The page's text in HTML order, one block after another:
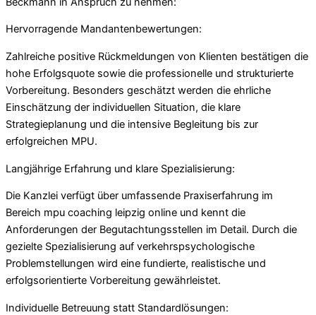
Hervorragende Mandantenbewertungen:
Zahlreiche positive Rückmeldungen von Klienten bestätigen die
hohe Erfolgsquote sowie die professionelle und strukturierte
Vorbereitung. Besonders geschätzt werden die ehrliche
Einschätzung der individuellen Situation, die klare
Strategieplanung und die intensive Begleitung bis zur
erfolgreichen MPU.
Langjährige Erfahrung und klare Spezialisierung:
Die Kanzlei verfügt über umfassende Praxiserfahrung im
Bereich mpu coaching leipzig online und kennt die
Anforderungen der Begutachtungsstellen im Detail. Durch die
gezielte Spezialisierung auf verkehrspsychologische
Problemstellungen wird eine fundierte, realistische und
erfolgsorientierte Vorbereitung gewährleistet.
Individuelle Betreuung statt Standardlösungen: